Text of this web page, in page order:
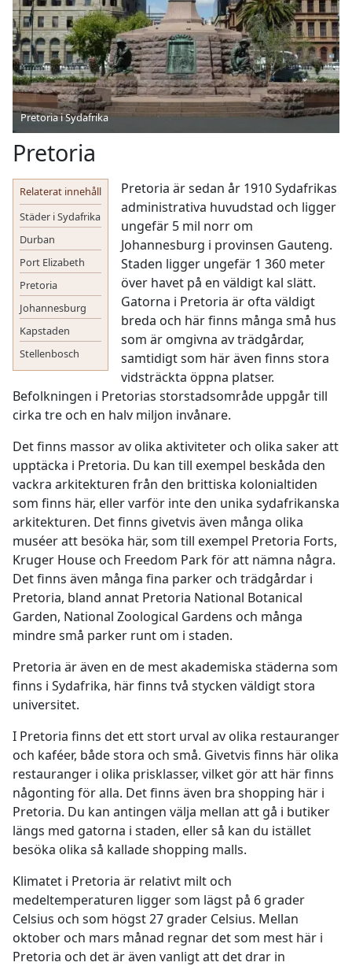
Pretoria i Sydafrika
Pretoria
Relaterat innehåll
Städer i Sydafrika
Durban
Port Elizabeth
Pretoria
Johannesburg
Kapstaden
Stellenbosch
Pretoria är sedan år 1910 Sydafrikas
administrativa huvudstad och ligger
ungefär 5 mil norr om
Johannesburg i provinsen Gauteng.
Staden ligger ungefär 1 360 meter
över havet på en väldigt kal slätt.
Gatorna i Pretoria är ofta väldigt
breda och här finns många små hus
som är omgivna av trädgårdar,
samtidigt som här även finns stora
vidsträckta öppna platser.
Befolkningen i Pretorias storstadsområde uppgår till
cirka tre och en halv miljon invånare.
Det finns massor av olika aktiviteter och olika saker att
upptäcka i Pretoria. Du kan till exempel beskåda den
vackra arkitekturen från den brittiska kolonialtiden
som finns här, eller varför inte den unika sydafrikanska
arkitekturen. Det finns givetvis även många olika
muséer att besöka här, som till exempel Pretoria Forts,
Kruger House och Freedom Park för att nämna några.
Det finns även många fina parker och trädgårdar i
Pretoria, bland annat Pretoria National Botanical
Garden, National Zoological Gardens och många
mindre små parker runt om i staden.
Pretoria är även en de mest akademiska städerna som
finns i Sydafrika, här finns två stycken väldigt stora
universitet.
I Pretoria finns det ett stort urval av olika restauranger
och kaféer, både stora och små. Givetvis finns här olika
restauranger i olika prisklasser, vilket gör att här finns
någonting för alla. Det finns även bra shopping här i
Pretoria. Du kan antingen välja mellan att gå i butiker
längs med gatorna i staden, eller så kan du istället
besöka olika så kallade shopping malls.
Klimatet i Pretoria är relativt milt och
medeltemperaturen ligger som lägst på 6 grader
Celsius och som högst 27 grader Celsius. Mellan
oktober och mars månad regnar det som mest här i
Pretoria och det är även vanligt att det drar in